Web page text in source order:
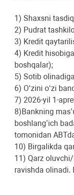
1) Shaxsni
2) Pudrat
3) Kredit
4) Kredit
boshqalar);
5) Sotib
6) O‘zini o‘zi
7) 2026-yil 1-
8)Bankning
boshlang’ich
tomonidan
10) Birgalikda
11) Qarz
ravishda olinadi.